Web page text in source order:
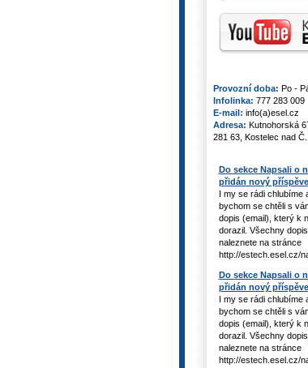
Provozní doba: Po -
Infolinka: 777 283 009
E-mail: info(a)esel.cz
Adresa: Kutnohorská
281 63, Kostelec nad
Do sekce Napsali o
přidán nový
I my se rádi chlubíme
bychom se chtěli s
dopis (email), který k
dorazil. Všechny
naleznete na stránce
http://estech.esel.cz/
Do sekce Napsali o
přidán nový
I my se rádi chlubíme
bychom se chtěli s
dopis (email), který k
dorazil. Všechny
naleznete na stránce
http://estech.esel.cz/